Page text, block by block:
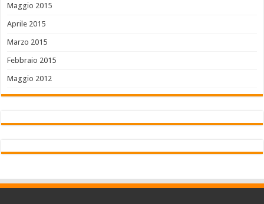
Maggio 2015
Aprile 2015
Marzo 2015
Febbraio 2015
Maggio 2012